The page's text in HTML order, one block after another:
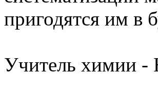
пригодятся им в
Учитель химии -